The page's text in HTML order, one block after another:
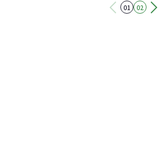
日）舉辦的「2007環境信託理論與
01 02